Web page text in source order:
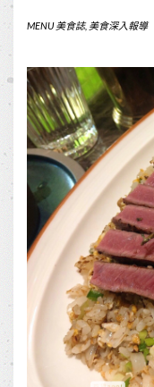
MENU 美食誌, 美食深入報導